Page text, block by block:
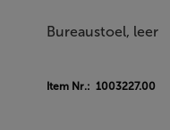
Bureaustoel, leer
Item Nr.: 1003227.00